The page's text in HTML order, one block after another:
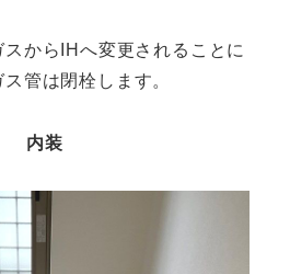
からIHへ変更されることに
管は閉栓します。
内装